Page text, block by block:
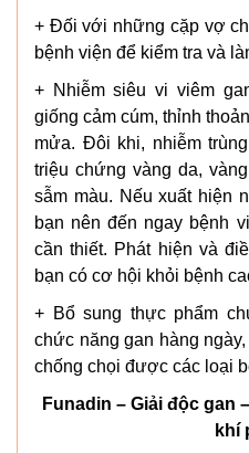
+ Đối với những cặp vợ
bệnh viện để kiểm tra và
+ Nhiễm siêu vi viêm
giống cảm cúm, thỉnh
mửa. Ðôi khi, nhiễm
triệu chứng vàng da,
sẫm màu. Nếu xuất hiện
bạn nên đến ngay bệnh
cần thiết. Phát hiện và
bạn có cơ hội khỏi bệnh
+ Bổ sung thực phẩm
chức năng gan hàng
chống chọi được các loại
Funadin – Giải độc gan
khí